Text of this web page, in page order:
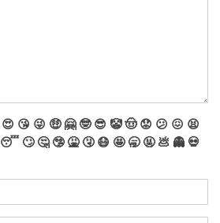
😍 😘 😜 🤑 🤗 🤓 😎 🤡🤠 😟 😕 😖 😫
😴 🙄 🤔 🤥 🤮 🤧 😷 🤩 🥱 🤬 💩 👻 💀